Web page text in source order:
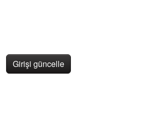
Girişi güncelle